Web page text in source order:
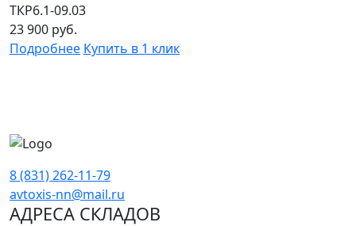
ТКР6.1-09.03
23 900 руб.
Подробнее Купить в 1 клик
8 (831) 262-11-79
avtoxis-nn@mail.ru
АДРЕСА СКЛАДОВ